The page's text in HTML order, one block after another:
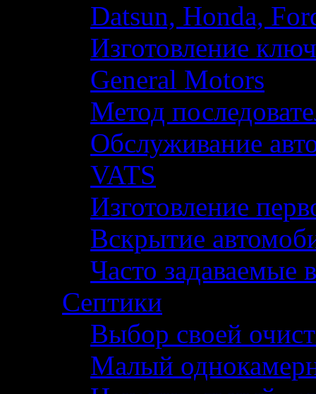
Datsun, Honda,
Изготовление
General Motors
Метод
Обслуживание
VATS
Изготовление
Вскрытие
Часто задаваемые
Септики
Выбор своей
Малый